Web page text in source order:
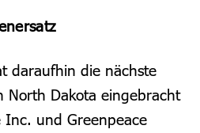
daraufhin die nächste
North Dakota eingebracht
Inc. und Greenpeace